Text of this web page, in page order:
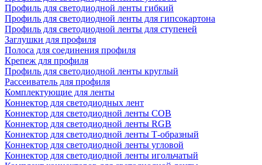
Профиль для светодиодной ленты гибкий
Профиль для светодиодной ленты для гипсокартона
Профиль для светодиодной ленты для ступеней
Заглушки для профиля
Полоса для соединения профиля
Крепеж для профиля
Профиль для светодиодной ленты круглый
Рассеиватель для профиля
Комплектующие для ленты
Коннектор для светодиодных лент
Коннектор для светодиодной ленты COB
Коннектор для светодиодной ленты RGB
Коннектор для светодиодной ленты Т-образный
Коннектор для светодиодной ленты угловой
Коннектор для светодиодной ленты игольчатый